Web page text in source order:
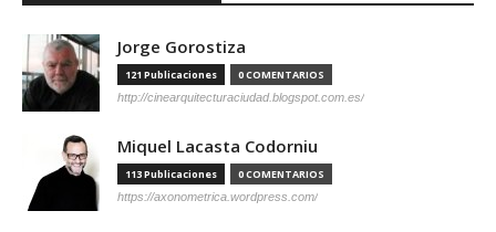
Jorge Gorostiza
121 Publicaciones 0 COMENTARIOS
http://cinearquitecturaciudad.blogspot.com.es/
Miquel Lacasta Codorniu
113 Publicaciones 0 COMENTARIOS
https://axonometrica.wordpress.com/